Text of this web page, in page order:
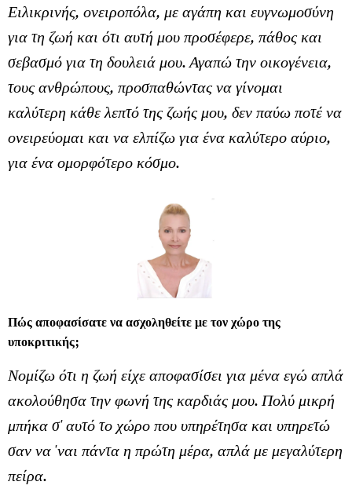
Ειλικρινής, ονειροπόλα, με αγάπη και ευγνωμοσύνη
για τη ζωή και ότι αυτή μου προσέφερε, πάθος και
σεβασμό για τη δουλειά μου. Αγαπώ την οικογένεια,
τους ανθρώπους, προσπαθώντας να γίνομαι
καλύτερη κάθε λεπτό της ζωής μου, δεν παύω ποτέ να
ονειρεύομαι και να ελπίζω για ένα καλύτερο αύριο,
για ένα ομορφότερο κόσμο.
Πώς αποφασίσατε να ασχοληθείτε με τον χώρο της
υποκριτικής;
Νομίζω ότι η ζωή είχε αποφασίσει για μένα εγώ απλά
ακολούθησα την φωνή της καρδιάς μου. Πολύ μικρή
μπήκα σ' αυτό το χώρο που υπηρέτησα και υπηρετώ
σαν να 'ναι πάντα η πρώτη μέρα, απλά με μεγαλύτερη
πείρα.